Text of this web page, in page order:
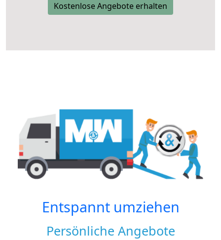
Kostenlose Angebote erhalten
Entspannt umziehen
Persönliche Angebote